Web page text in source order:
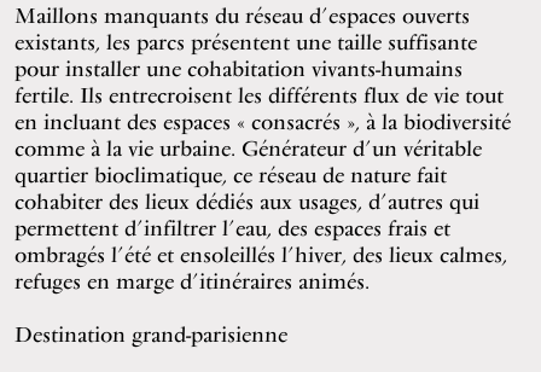
Maillons manquants du réseau d’espaces ouverts
existants, les parcs présentent une taille suffisante
pour installer une cohabitation vivants-humains
fertile. Ils entrecroisent les différents flux de vie tout
en incluant des espaces « consacrés », à la biodiversité
comme à la vie urbaine. Générateur d’un véritable
quartier bioclimatique, ce réseau de nature fait
cohabiter des lieux dédiés aux usages, d’autres qui
permettent d’infiltrer l’eau, des espaces frais et
ombragés l’été et ensoleillés l’hiver, des lieux calmes,
refuges en marge d’itinéraires animés.
Destination grand-parisienne